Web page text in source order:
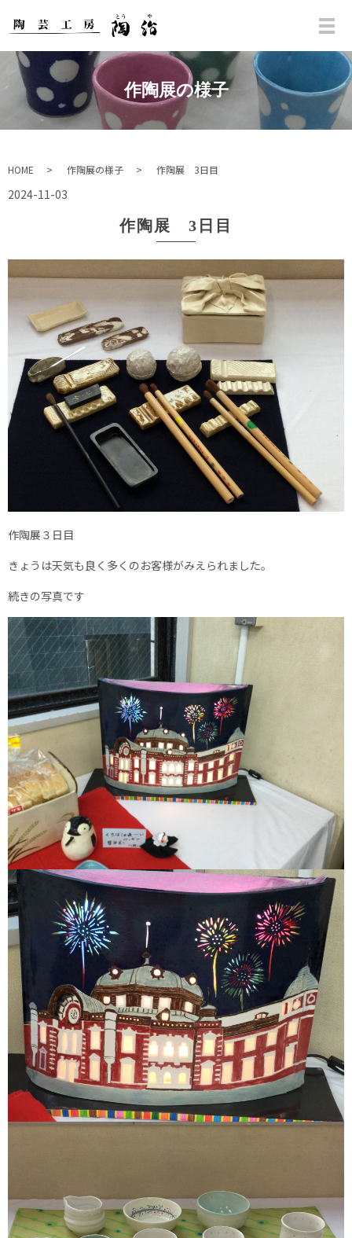
作陶展の様子
HOME 作陶展の様子 作陶展 3日目
2024-11-03
作陶展 3日目
作陶展３日目
きょうは天気も良く多くのお客様がみえられました。
続きの写真です